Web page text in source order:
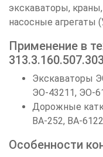
экскаваторы,
насосные агрегаты
Применение в
313.3.160.507.303
Экскаваторы
ЭО-43211, ЭО-
Дорожные
ВА-252, ВА-6122
Особенности